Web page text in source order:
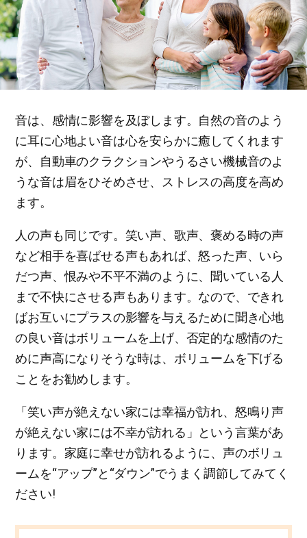
音は、感情に影響を及ぼします。自然の音のよう
に耳に心地よい音は心を安らかに癒してくれます
が、自動車のクラクションやうるさい機械音のよ
うな音は眉をひそめさせ、ストレスの高度を高め
ます。
人の声も同じです。笑い声、歌声、褒める時の声
など相手を喜ばせる声もあれば、怒った声、いら
だつ声、恨みや不平不満のように、聞いている人
まで不快にさせる声もあります。なので、できれ
ばお互いにプラスの影響を与えるために聞き心地
の良い音はボリュームを上げ、否定的な感情のた
めに声高になりそうな時は、ボリュームを下げる
ことをお勧めします。
「笑い声が絶えない家には幸福が訪れ、怒鳴り声
が絶えない家には不幸が訪れる」という言葉があ
ります。家庭に幸せが訪れるように、声のボリュ
ームを“アップ”と“ダウン”でうまく調節してみてく
ださい!